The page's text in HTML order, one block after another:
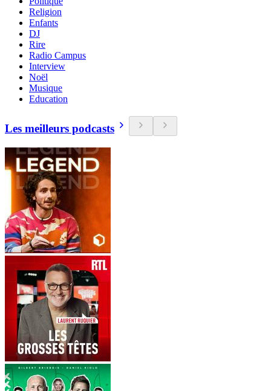
Religion
Enfants
DJ
Rire
Radio Campus
Interview
Noël
Musique
Education
Les meilleurs podcasts